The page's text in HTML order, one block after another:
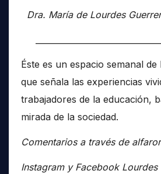
Dra. María de Lourdes
Éste es un espacio semanal
que señala las experiencias
trabajadores de la educación,
mirada de la sociedad.
Comentarios a través de
Instagram y Facebook